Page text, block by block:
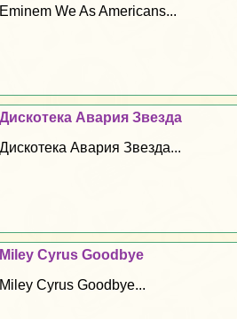
Eminem We As Americans...
Дискотека Авария Звезда
Дискотека Авария Звезда...
Miley Cyrus Goodbye
Miley Cyrus Goodbye...